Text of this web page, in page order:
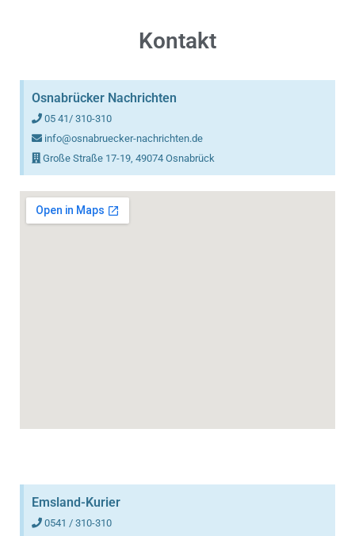
Kontakt
Osnabrücker Nachrichten
05 41/ 310-310
info@osnabruecker-nachrichten.de
Große Straße 17-19, 49074 Osnabrück
Emsland-Kurier
0541 / 310-310